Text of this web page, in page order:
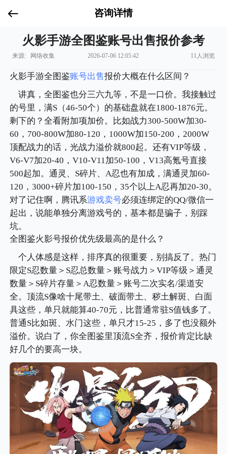
咨询详情
火影手游全图鉴账号出售报价参考
来源: 网络收集 2026-07-06 12:05:42 11人浏览
火影手游全图鉴账号出售报价大概在什么区间？
讲真，全图鉴也分三六九等，不是一口价。我接触过
的号里，满S（46-50个）的基础盘就在1800-1876元。
剩下的？全看附加项加价。比如战力300-500W加30-
60，700-800W加80-120，1000W加150-200，2000W
顶配战力的话，光战力溢价就800起。还有VIP等级，
V6-V7加20-40，V10-V11加50-100，V13高氪号直接
500起加。通灵、S碎片、A忍也有加成，满通灵加60-
120，3000+碎片加100-150，35个以上A忍再加20-30。
对了记住啊，腾讯系游戏卖号必须连绑定的QQ/微信一
起出，说能单独分离游戏号的，基本都是骗子，别踩
坑。
全图鉴火影号报价优先级最高的是什么？
个人体感是这样，排序真的很重要，别搞反了。热门
限定S忍数量＞S忍总数量＞账号战力＞VIP等级＞通灵
数量＞S碎片存量＞A忍数量＞账号二次实名/渠道安
全。顶流S像啥十尾带土、破面带土、秽土解斑、白面
具这些，单只就能算40-70元，比普通常驻S值钱多了。
普通S比如斑、水门这些，单只才15-25，多了也没额外
溢价。说白了，你全图鉴里顶流S全齐，报价肯定比缺
好几个的要高一块。